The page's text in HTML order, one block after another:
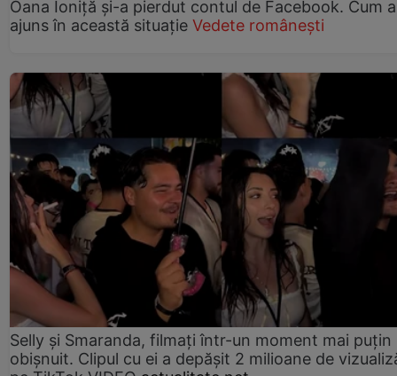
Oana Ioniță și-a pierdut contul de Facebook. Cum a
ajuns în această situație Vedete românești
Selly și Smaranda, filmați într-un moment mai puțin
obișnuit. Clipul cu ei a depășit 2 milioane de